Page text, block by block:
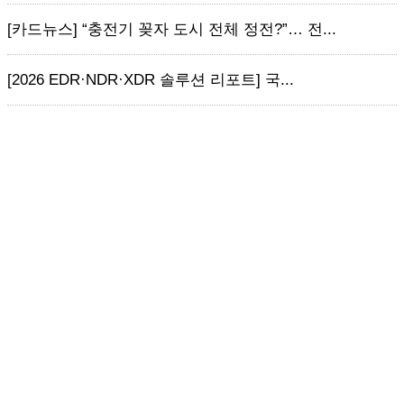
[카드뉴스] “충전기 꽂자 도시 전체 정전?”… 전...
[2026 EDR·NDR·XDR 솔루션 리포트] 국...